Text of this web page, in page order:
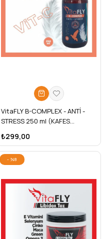
VitaFLY B-COMPLEX - ANTİ -
STRESS 250 ml (KAFES
₺299,00
%8